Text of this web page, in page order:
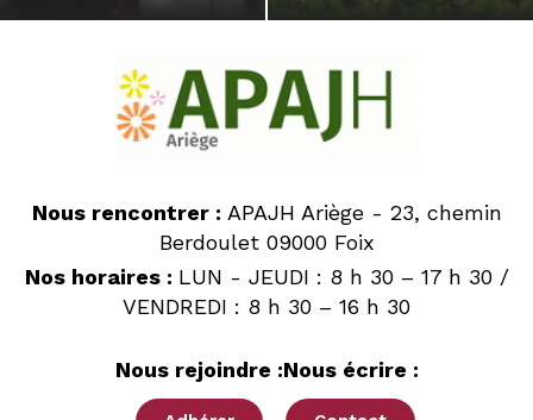
Nous rencontrer : APAJH Ariège - 23, chemin
Berdoulet 09000 Foix
Nos horaires : LUN - JEUDI : 8 h 30 – 17 h 30 /
VENDREDI : 8 h 30 – 16 h 30
Nous rejoindre :Nous écrire :